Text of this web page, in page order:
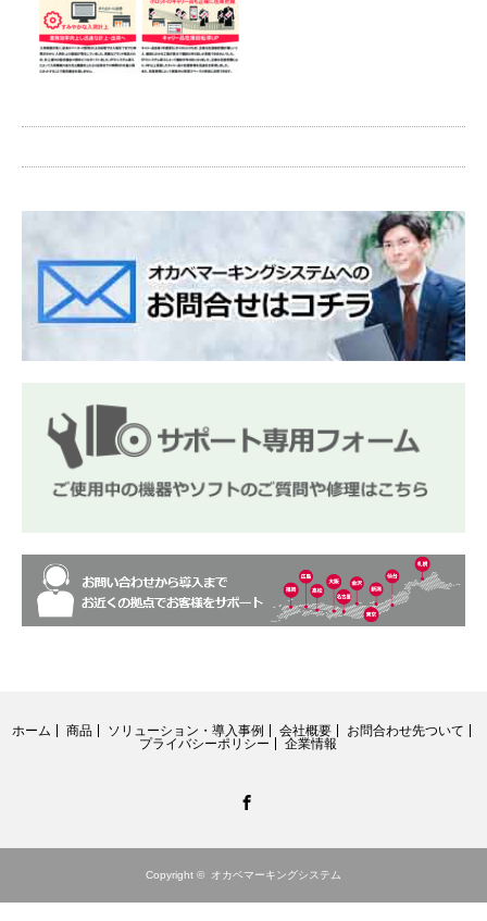
ホーム 商品 ソリューション・導入事例 会社概要
お問合わせ先ついて
プライバシーポリシー
企業情報
Copyright © オカベマーキングシステム